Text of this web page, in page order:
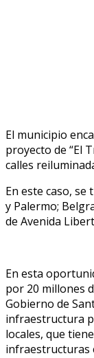
El municipio
proyecto de “El
calles
En este caso,
y Palermo;
de Avenida
En esta
por 20 millones
Gobierno de
infraestructura
locales, que
infraestructuras